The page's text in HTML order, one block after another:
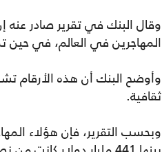
المهاجرين في العالم، في حين
وأوضح البنك أن هذه الأرقام
ثقافية.